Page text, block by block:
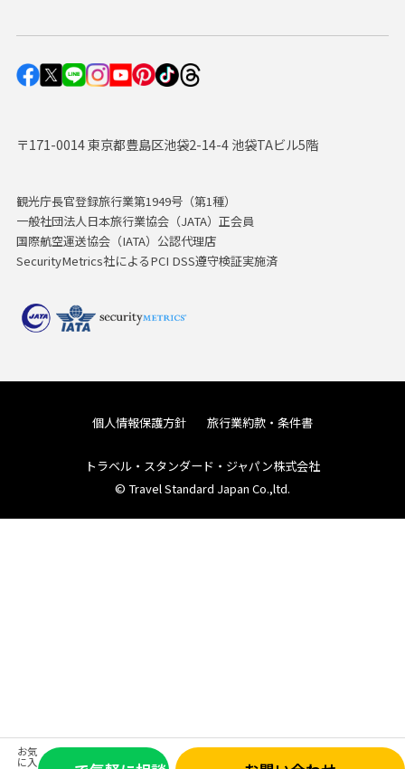
お気
に入
〒171-0014 東京都豊島区池袋2-14-4 池袋TAビル5階
観光庁長官登録旅行業第1949号（第1種）
一般社団法人日本旅行業協会（JATA）正会員
国際航空運送協会（IATA）公認代理店
SecurityMetrics社によるPCI DSS遵守検証実施済
個人情報保護方針 旅行業約款・条件書
トラベル・スタンダード・ジャパン株式会社
© Travel Standard Japan Co.,ltd.